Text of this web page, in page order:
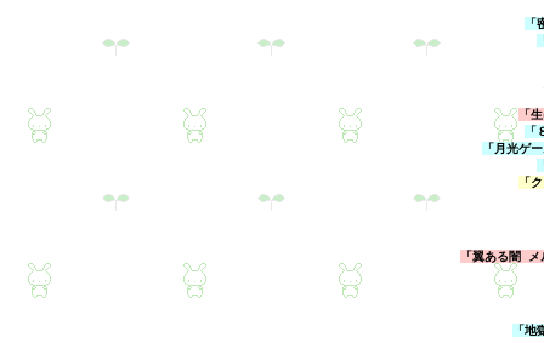
「
「月光ゲ
「
「翼ある闇
「